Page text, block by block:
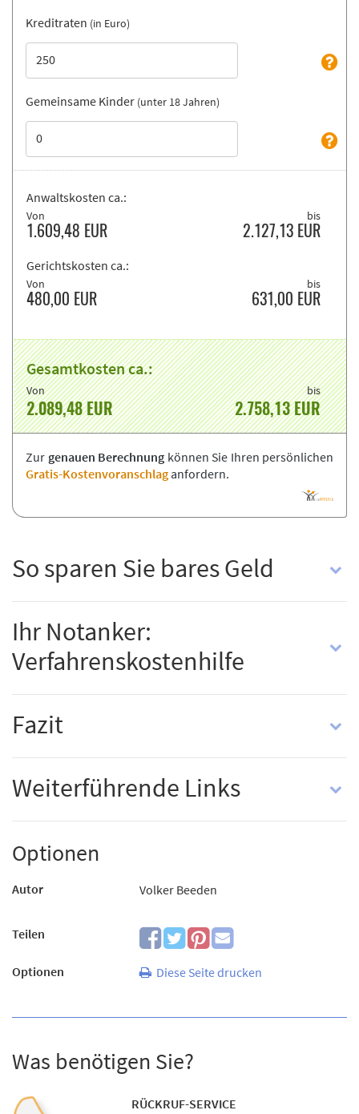
Kreditraten (in Euro)
Gemeinsame Kinder (unter 18 Jahren)
Anwaltskosten ca.:
Von
1.609,48 EUR
bis
2.127,13 EUR
Gerichtskosten ca.:
Von
480,00 EUR
bis
631,00 EUR
Gesamtkosten ca.:
Von
2.089,48EUR
bis
2.758,13EUR
Zur genauen Berechnung können Sie Ihren persönlichen
Gratis-Kostenvoranschlag anfordern.
So sparen Sie bares Geld
Ihr Notanker:
Verfahrenskostenhilfe
Fazit
Weiterführende Links
Optionen
Autor Volker Beeden
Teilen
Optionen Diese Seite drucken
Was benötigen Sie?
RÜCKRUF-SERVICE